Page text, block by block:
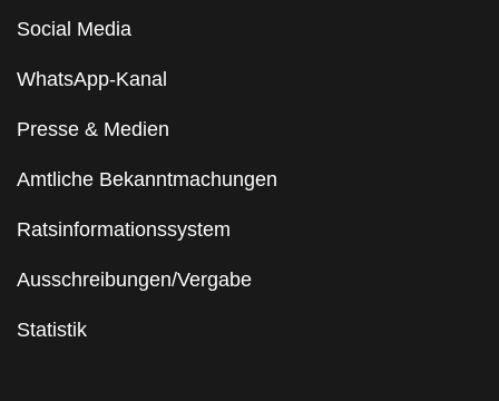
Social Media
WhatsApp-Kanal
Presse & Medien
Amtliche Bekanntmachungen
Ratsinformationssystem
Ausschreibungen/Vergabe
Statistik